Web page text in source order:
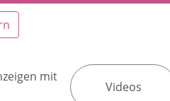
mit
Videos